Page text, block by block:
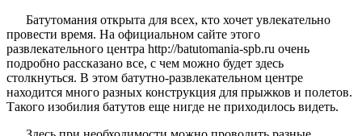
Батутомания открыта для всех, кто хочет увлекательно
провести время. На официальном сайте этого
развлекательного центра http://batutomania-spb.ru очень
подробно рассказано все, с чем можно будет здесь
столкнуться. В этом батутно-развлекательном центре
находится много разных конструкция для прыжков и полетов.
Такого изобилия батутов еще нигде не приходилось видеть.